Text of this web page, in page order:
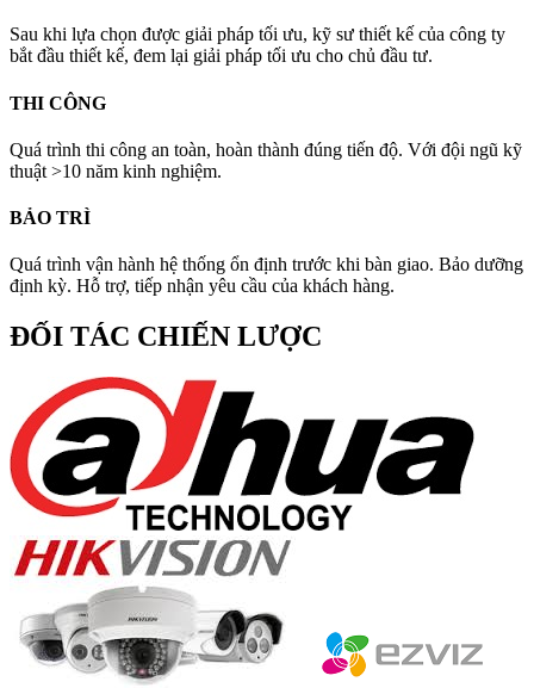
Sau khi lựa chọn được giải pháp tối ưu, kỹ sư thiết kế của công ty
bắt đầu thiết kế, đem lại giải pháp tối ưu cho chủ đầu tư.
THI CÔNG
Quá trình thi công an toàn, hoàn thành đúng tiến độ. Với đội ngũ kỹ
thuật >10 năm kinh nghiệm.
BẢO TRÌ
Quá trình vận hành hệ thống ổn định trước khi bàn giao. Bảo dưỡng
định kỳ. Hỗ trợ, tiếp nhận yêu cầu của khách hàng.
ĐỐI TÁC CHIẾN LƯỢC